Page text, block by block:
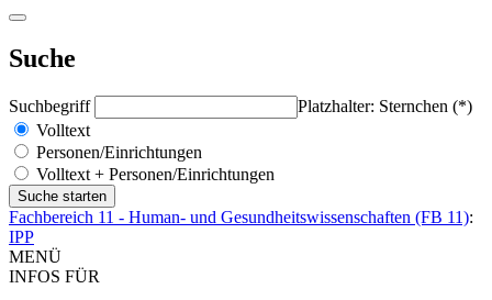
Suche
Suchbegriff
Platzhalter: Sternchen (*)
Volltext
Personen/Einrichtungen
Volltext + Personen/Einrichtungen
Fachbereich 11 - Human- und Gesundheitswissenschaften (FB 11):
IPP
MENÜ
INFOS FÜR